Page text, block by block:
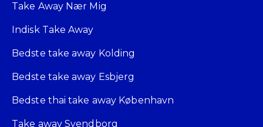
Take Away Nær Mig
Indisk Take Away
Bedste take away Kolding
Bedste take away Esbjerg
Bedste thai take away København
Take away Svendborg